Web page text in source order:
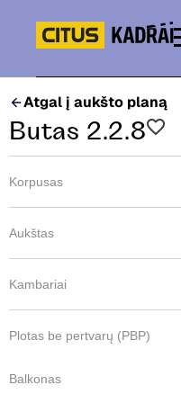
Atgal į aukšto planą
Butas 2.2.8
Korpusas
Aukštas
Kambariai
Plotas be pertvarų (PBP)
Balkonas